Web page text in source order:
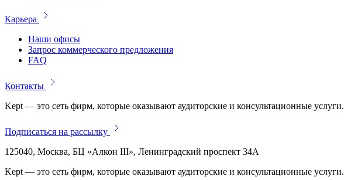
Карьера
Наши офисы
Запрос коммерческого предложения
FAQ
Контакты
Kept — это сеть фирм, которые оказывают аудиторские и консультационные услуги.
Подписаться на рассылку
125040, Москва, БЦ «Алкон III», Ленинградский проспект 34А
Kept — это сеть фирм, которые оказывают аудиторские и консультационные услуги.